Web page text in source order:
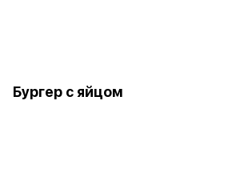
Бургер с яйцом